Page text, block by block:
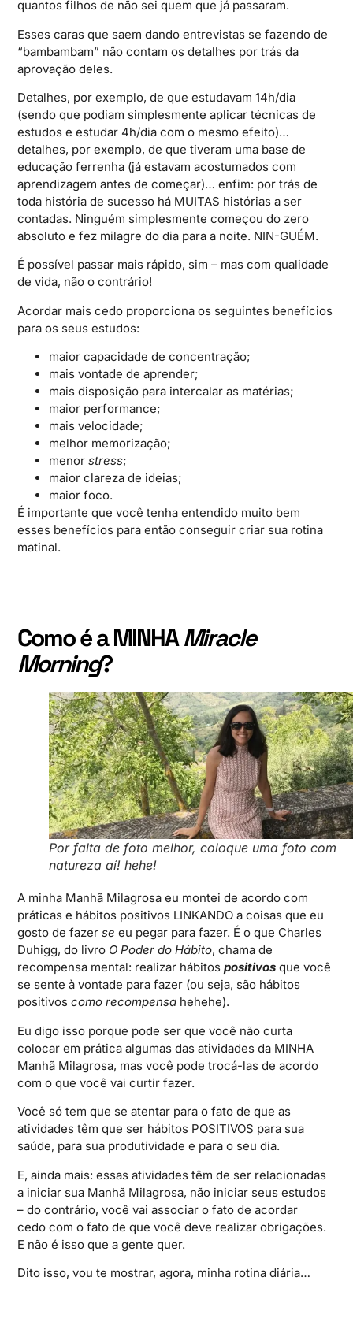
quantos filhos de não sei quem que já passaram.
Esses caras que saem dando entrevistas se fazendo de
“bambambam” não contam os detalhes por trás da
aprovação deles.
Detalhes, por exemplo, de que estudavam 14h/dia
(sendo que podiam simplesmente aplicar técnicas de
estudos e estudar 4h/dia com o mesmo efeito)…
detalhes, por exemplo, de que tiveram uma base de
educação ferrenha (já estavam acostumados com
aprendizagem antes de começar)… enfim: por trás de
toda história de sucesso há MUITAS histórias a ser
contadas. Ninguém simplesmente começou do zero
absoluto e fez milagre do dia para a noite. NIN-GUÉM.
É possível passar mais rápido, sim – mas com qualidade
de vida, não o contrário!
Acordar mais cedo proporciona os seguintes benefícios
para os seus estudos:
maior capacidade de concentração;
mais vontade de aprender;
mais disposição para intercalar as matérias;
maior performance;
mais velocidade;
melhor memorização;
menorstress;
maior clareza de ideias;
maior foco.
É importante que você tenha entendido muito bem
esses benefícios para então conseguir criar sua rotina
matinal.
Como é a MINHAMiracle
Morning?
Por falta de foto melhor, coloque uma foto com
natureza aí! hehe!
A minha Manhã Milagrosa eu montei de acordo com
práticas e hábitos positivos LINKANDO a coisas que eu
gosto de fazerse eu pegar para fazer. É o que Charles
Duhigg, do livro O Poder do Hábito, chama de
recompensa mental: realizar hábitospositivos que você
se sente à vontade para fazer (ou seja, são hábitos
positivoscomo recompensa hehehe).
Eu digo isso porque pode ser que você não curta
colocar em prática algumas das atividades da MINHA
Manhã Milagrosa, mas você pode trocá-las de acordo
com o que você vai curtir fazer.
Você só tem que se atentar para o fato de que as
atividades têm que ser hábitos POSITIVOS para sua
saúde, para sua produtividade e para o seu dia.
E, ainda mais: essas atividades têm de ser relacionadas
a iniciar sua Manhã Milagrosa, não iniciar seus estudos
– do contrário, você vai associar o fato de acordar
cedo com o fato de que você deve realizar obrigações.
E não é isso que a gente quer.
Dito isso, vou te mostrar, agora, minha rotina diária…